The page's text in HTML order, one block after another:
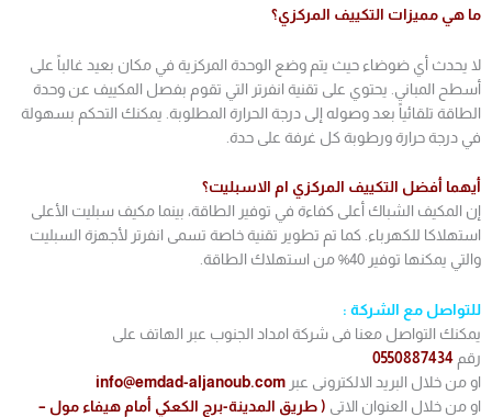
ما هي مميزات التكييف المركزي؟
لا يحدث أي ضوضاء حيث يتم وضع الوحدة المركزية في مكان بعيد غالباً على
أسطح المباني. يحتوي على تقنية انفرتر التي تقوم بفصل المكييف عن وحدة
الطاقة تلقائياً بعد وصوله إلى درجة الحرارة المطلوبة. يمكنك التحكم بسهولة
في درجة حرارة ورطوبة كل غرفة على حدة.
أيهما أفضل التكييف المركزي ام الاسبليت؟
إن المكيف الشباك أعلى كفاءة في توفير الطاقة، بينما مكيف سبليت الأعلى
استهلاكا للكهرباء. كما تم تطوير تقنية خاصة تسمى انفرتر لأجهزة السبليت
والتي يمكنها توفير 40% من استهلاك الطاقة.
للتواصل مع الشركة :
يمكنك التواصل معنا فى شركة امداد الجنوب عبر الهاتف على
رقم 0550887434
او من خلال البريد الالكترونى عبر info@emdad-aljanoub.com
او من خلال العنوان الاتى ( طريق المدينة-برج الكعكي أمام هيفاء مول –